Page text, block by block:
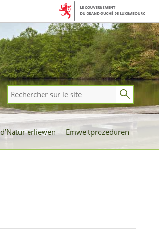
d’Natur erliewen Emweltprozeduren
Rechercher
sur
le
site